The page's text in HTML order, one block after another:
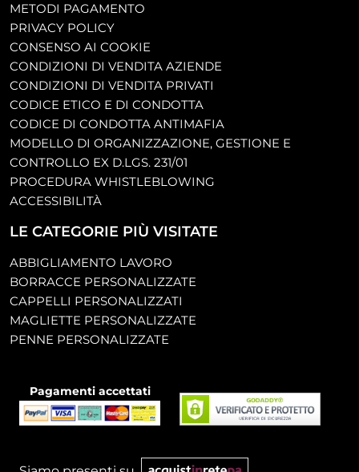
METODI PAGAMENTO
PRIVACY POLICY
CONSENSO AI COOKIE
CONDIZIONI DI VENDITA AZIENDE
CONDIZIONI DI VENDITA PRIVATI
CODICE ETICO E DI CONDOTTA
CODICE DI CONDOTTA ANTIMAFIA
MODELLO DI ORGANIZZAZIONE, GESTIONE E
CONTROLLO EX D.LGS. 231/01
PROCEDURA WHISTLEBLOWING
ACCESSIBILITÀ
LE CATEGORIE PIÙ VISITATE
ABBIGLIAMENTO LAVORO
BORRACCE PERSONALIZZATE
CAPPELLI PERSONALIZZATI
MAGLIETTE PERSONALIZZATE
PENNE PERSONALIZZATE
Pagamenti accettati